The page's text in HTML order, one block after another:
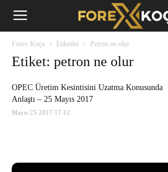
Forex
Forex Koçu Etiketler Petron ne olur
Etiket: petron ne olur
OPEC Üretim Kesintisini Uzatma Konusunda
Anlaştı – 25 Mayıs 2017
Mayıs 25 2017 17:12